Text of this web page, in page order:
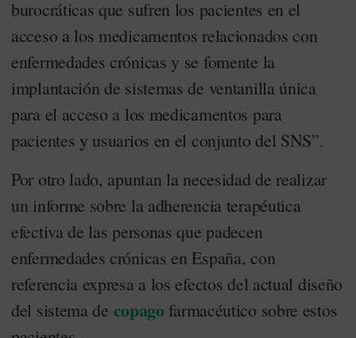
burocráticas que sufren los pacientes en el
acceso a los medicamentos relacionados con
enfermedades crónicas y se fomente la
implantación de sistemas de ventanilla única
para el acceso a los medicamentos para
pacientes y usuarios en el conjunto del SNS”.
Por otro lado, apuntan la necesidad de realizar
un informe sobre la adherencia terapéutica
efectiva de las personas que padecen
enfermedades crónicas en España, con
referencia expresa a los efectos del actual diseño
del sistema de copagofarmacéutico sobre estos